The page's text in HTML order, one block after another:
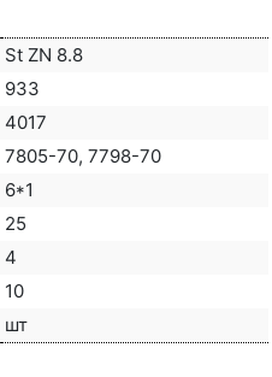
St ZN 8.8
933
4017
7805-70, 7798-70
6*1
25
4
10
шт